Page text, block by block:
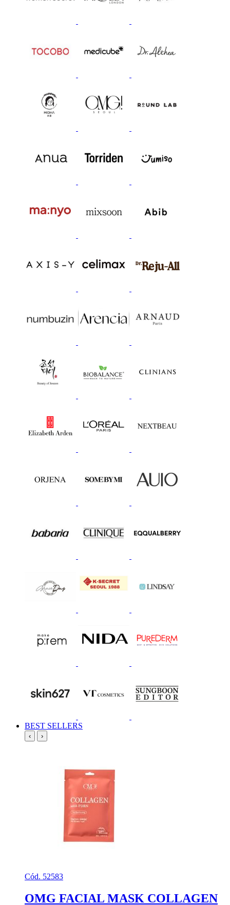
BEST SELLERS
‹ ›
Cód. 52583
OMG FACIAL MASK COLLAGEN